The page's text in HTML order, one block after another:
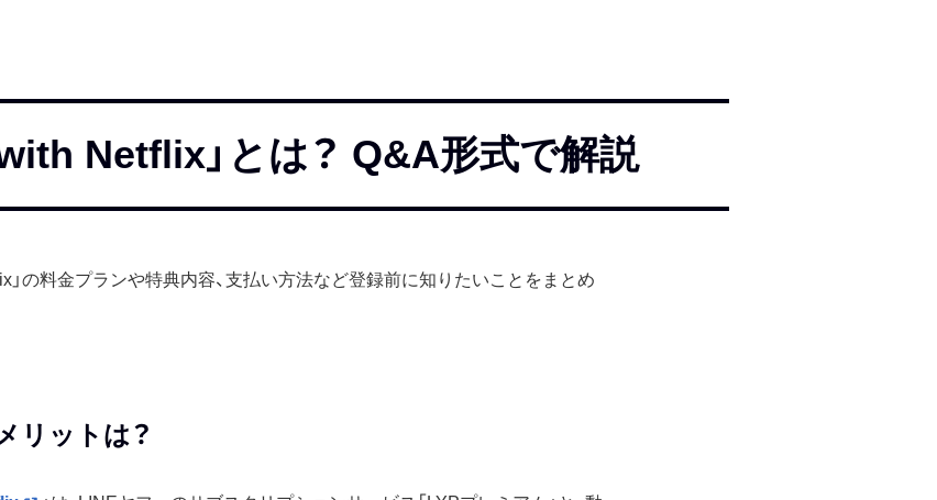
Netflix」とは？ Q&A形式で解説
」の料金プランや特典内容、支払い方法など登録前に知りたいことをまとめ
リットは？